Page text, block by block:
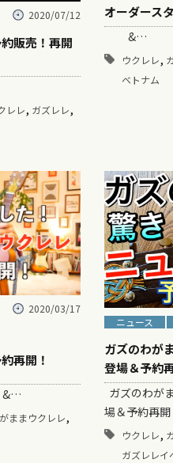
2020/07/12
販売！再開
レレ, ガズレレ,
オーダース
&…
ウクレレ,
ベトナム
2020/03/17
再開！
&…
ままウクレレ,
ニュース
ガズのわが
登場＆予約
ガズのわが
場＆予約再
ウクレレ,
ガズレレイ